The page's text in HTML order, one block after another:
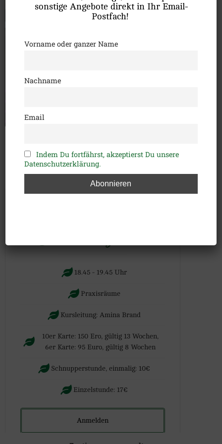
Aktuelle Kurstermine:
18.45 - 19.45 Uhr
Praxisräume
Kursleitung: Amina Brand
10er Karte: 150 Ero, gültig 13 Wochen,
6er Karte: 95 Euro, gültig 8 Wochen
Schnupperstunde, einmalig: 10€
Einzelstunde: 17€
Anmelden
sonstige Angebote direkt in Ihr Email-
Postfach!
Vorname oder ganzer Name
Nachname
Email
Indem Du fortfährst, akzeptierst Du unsere
Datenschutzerklärung.